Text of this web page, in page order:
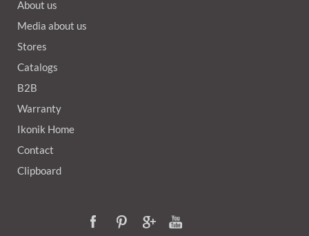
About us
Media about us
Stores
Catalogs
B2B
Warranty
Ikonik Home
Contact
Clipboard